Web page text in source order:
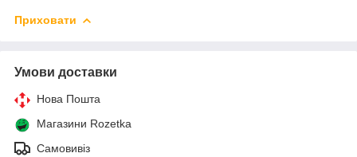
Приховати
Умови доставки
Нова Пошта
Магазини Rozetka
Самовивіз